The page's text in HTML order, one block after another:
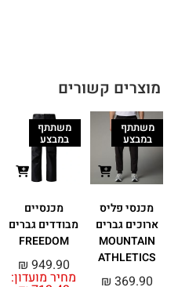
מוצרים קשורים
משתתף
במבצע
מכנסי פליס
ארוכים גברים
MOUNTAIN
ATHLETICS
₪ 369.90
משתתף
במבצע
מכנסיים
מבודדים גברים
FREEDOM
מחיר מועדון:
₪ 949.90